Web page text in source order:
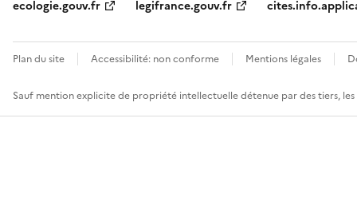
ecologie.gouv.fr
legifrance.gouv.fr
Plan du site Accessibilité: non conforme Mentions légales
Sauf mention explicite de propriété intellectuelle détenue par des tiers,